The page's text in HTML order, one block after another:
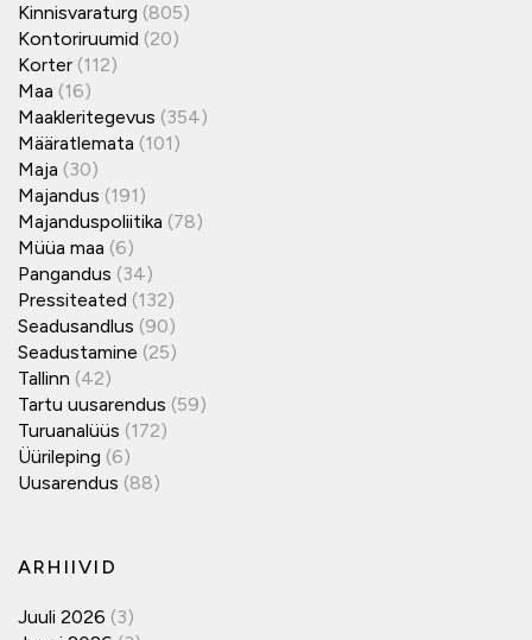
Kinnisvaraturg (805)
Kontoriruumid (20)
Korter (112)
Maa (16)
Maakleritegevus (354)
Määratlemata (101)
Maja (30)
Majandus (191)
Majanduspoliitika (78)
Müüa maa (6)
Pangandus (34)
Pressiteated (132)
Seadusandlus (90)
Seadustamine (25)
Tallinn (42)
Tartu uusarendus (59)
Turuanalüüs (172)
Üürileping (6)
Uusarendus (88)
ARHIIVID
Juuli 2026 (3)